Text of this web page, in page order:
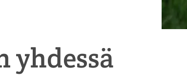
yhdessä